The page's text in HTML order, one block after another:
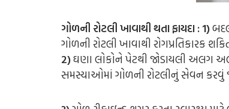
ગોળની રોટલી ખાવાથી થતા ફાયદા : 1)
ગોળની રોટલી ખાવાથી રોગપ્રતિકારક
2)ઘણા લોકોને પેટથી જોડાયલી અલગ
સમસ્યાઓમાં ગોળની રોટલીનું સેવન કરવું